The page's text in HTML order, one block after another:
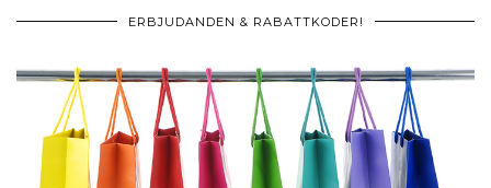
ERBJUDANDEN & RABATTKODER!